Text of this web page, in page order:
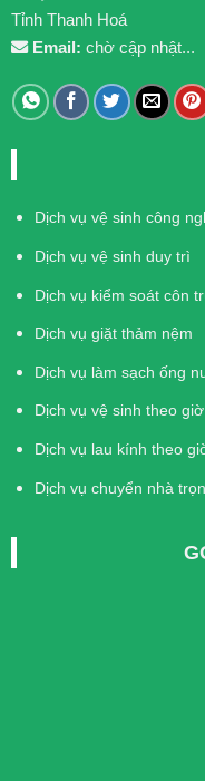
Tỉnh Thanh Hoá
Email: chờ cập nhật...
Dịch vụ vệ sinh công
Dịch vụ vệ sinh duy trì
Dịch vụ kiểm soát côn
Dịch vụ giặt thảm nệm
Dịch vụ làm sạch ống
Dịch vụ vệ sinh theo giờ
Dịch vụ lau kính theo
Dịch vụ chuyển nhà